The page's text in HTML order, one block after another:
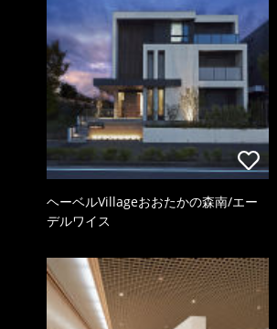
ヘーベルVillageおおたかの森南/エー
デルワイス